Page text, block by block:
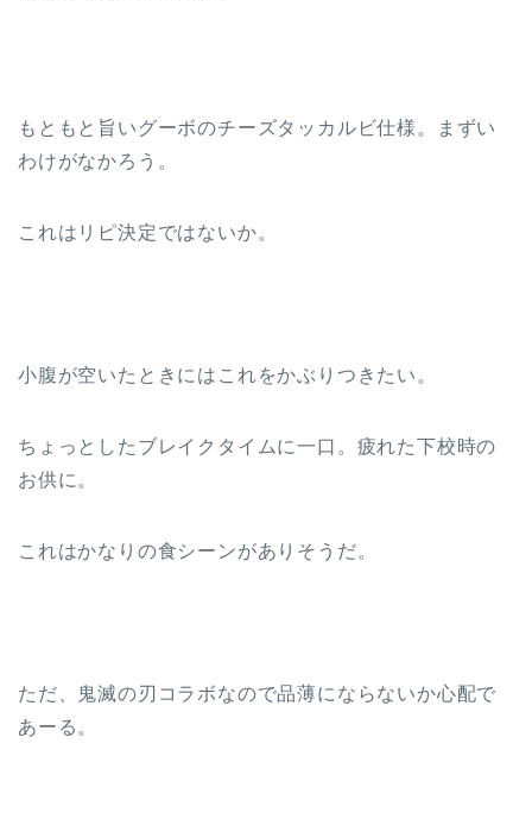
もともと旨いグーボのチーズタッカルビ仕様。まずい
わけがなかろう。
これはリピ決定ではないか。
小腹が空いたときにはこれをかぶりつきたい。
ちょっとしたブレイクタイムに一口。疲れた下校時の
お供に。
これはかなりの食シーンがありそうだ。
ただ、鬼滅の刃コラボなので品薄にならないか心配で
あーる。